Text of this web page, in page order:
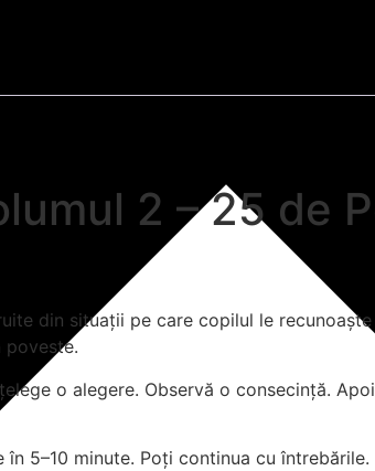
2 – 25 de
din situații pe care copilul le
poveste.
o alegere. Observă o consecință.
5–10 minute. Poți continua cu